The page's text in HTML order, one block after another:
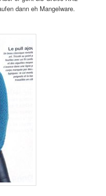
dann eh Mangelware.